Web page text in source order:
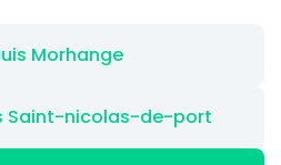
Morhange
Saint-nicolas-de-port